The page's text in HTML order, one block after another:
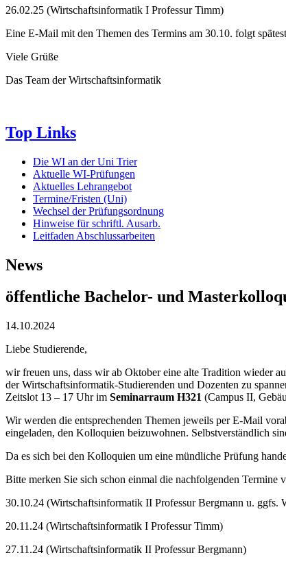
26.02.25 (Wirtschaftsinformatik I Professur Timm)
Eine E-Mail mit den Themen des Termins am 30.10. folgt
Viele Grüße
Das Team der Wirtschaftsinformatik
Top Links
Die WI an der Uni Trier
Aktuelle WI-Prüfungen
Aktuelles Lehrangebot
Termine/Fristen (Uni)
Wechsel der Prüfungsordnung
Hinweise für schriftl. Ausarb.
Leitfaden Abschlussarbeiten
News
öffentliche Bachelor- und
14.10.2024
Liebe Studierende,
wir freuen uns, dass wir ab Oktober eine alte Tradition wieder
der Wirtschaftsinformatik-Studierenden und Dozenten zu
Zeitslot 13 – 17 Uhr im Seminarraum H321 (Campus II,
Wir werden die entsprechenden Themen jeweils per E-Mail
eingeladen, den Kolloquien beizuwohnen. Selbstverständlich
Da es sich bei den Kolloquien um eine mündliche Prüfung
Bitte merken Sie sich schon einmal die nachfolgenden Termine
30.10.24 (Wirtschaftsinformatik II Professur Bergmann u. ggfs.
20.11.24 (Wirtschaftsinformatik I Professur Timm)
27.11.24 (Wirtschaftsinformatik II Professur Bergmann)